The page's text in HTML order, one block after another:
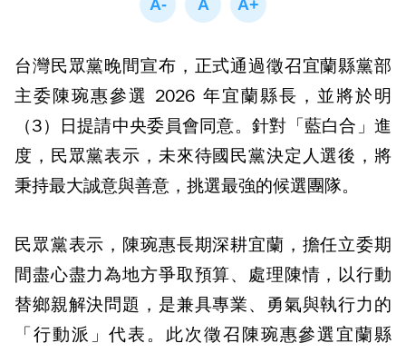
台灣民眾黨晚間宣布，正式通過徵召宜蘭縣黨部
主委陳琬惠參選 2026 年宜蘭縣長，並將於明
（3）日提請中央委員會同意。針對「藍白合」進
度，民眾黨表示，未來待國民黨決定人選後，將
秉持最大誠意與善意，挑選最強的候選團隊。
民眾黨表示，陳琬惠長期深耕宜蘭，擔任立委期
間盡心盡力為地方爭取預算、處理陳情，以行動
替鄉親解決問題，是兼具專業、勇氣與執行力的
「行動派」代表。此次徵召陳琬惠參選宜蘭縣